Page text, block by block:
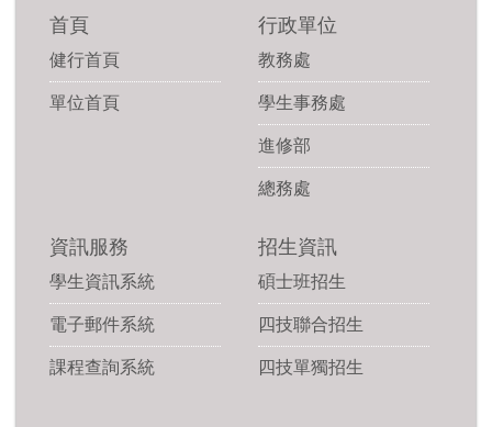
首頁
健行首頁
單位首頁
行政單位
教務處
學生事務處
進修部
總務處
資訊服務
學生資訊系統
電子郵件系統
課程查詢系統
招生資訊
碩士班招生
四技聯合招生
四技單獨招生